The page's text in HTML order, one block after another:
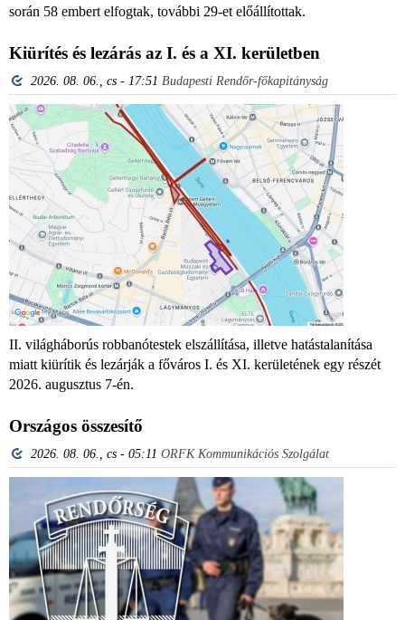
során 58 embert elfogtak, további 29-et előállítottak.
Kiürítés és lezárás az I. és a XI. kerületben
2026. 08. 06., cs - 17:51 Budapesti Rendőr-főkapitányság
II. világháborús robbanótestek elszállítása, illetve hatástalanítása
miatt kiürítik és lezárják a főváros I. és XI. kerületének egy részét
2026. augusztus 7-én.
Országos összesítő
2026. 08. 06., cs - 05:11 ORFK Kommunikációs Szolgálat